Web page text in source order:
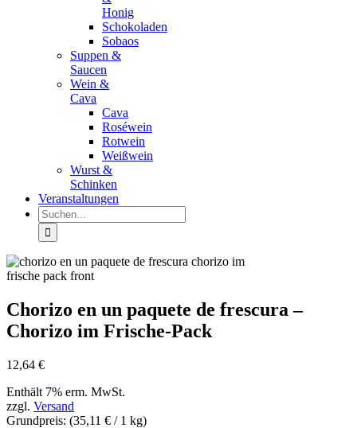
Honig
Schokoladen
Sobaos
Suppen &
Saucen
Wein &
Cava
Cava
Roséwein
Rotwein
Weißwein
Wurst &
Schinken
Veranstaltungen
Suche
nach:
Chorizo ​​en un paquete de frescura –
Chorizo im Frische-Pack
12,64 €
Enthält 7% erm. MwSt.
zzgl. Versand
Grundpreis: (35,11 € / 1 kg)